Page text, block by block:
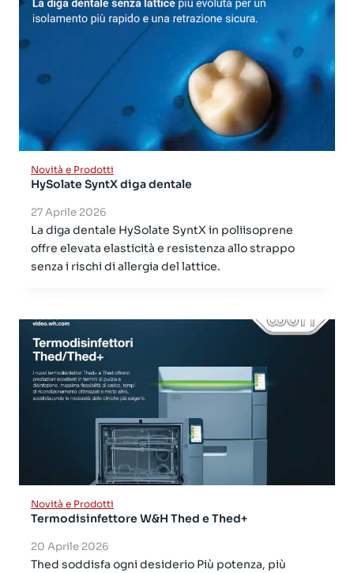
Novità e Prodotti
HySolate SyntX diga dentale
27 Aprile 2026
La diga dentale HySolate SyntX in poliisoprene
offre elevata elasticità e resistenza allo strappo
senza i rischi di allergia del lattice.
Novità e Prodotti
Termodisinfettore W&H Thed e Thed+
20 Aprile 2026
Thed soddisfa ogni desiderio Più potenza, più